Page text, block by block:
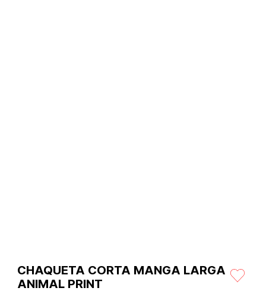
CHAQUETA CORTA MANGA LARGA
ANIMAL PRINT